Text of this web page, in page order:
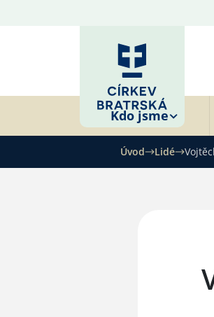
Kdo jsme
Úvod Lidé